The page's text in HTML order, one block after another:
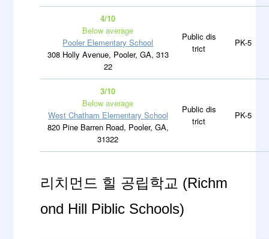
4/10
Below average
Pooler Elementary School
308 Holly Avenue, Pooler, GA, 313
22
Public dis
trict
PK-5
3/10
Below average
West Chatham Elementary School
820 Pine Barren Road, Pooler, GA,
31322
Public dis
trict
PK-5
리치먼드 힐 공립학교 (Richm
ond Hill Piblic Schools)